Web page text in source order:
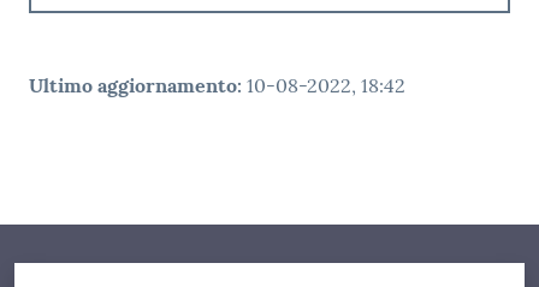
Ultimo aggiornamento: 10-08-2022, 18:42